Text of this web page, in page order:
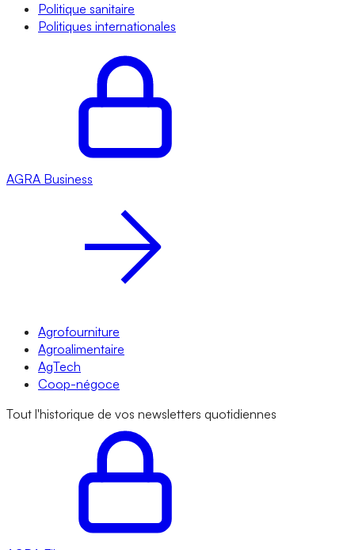
Politique sanitaire
Politiques internationales
AGRA Business
Agrofourniture
Agroalimentaire
AgTech
Coop-négoce
Tout l'historique de vos newsletters quotidiennes